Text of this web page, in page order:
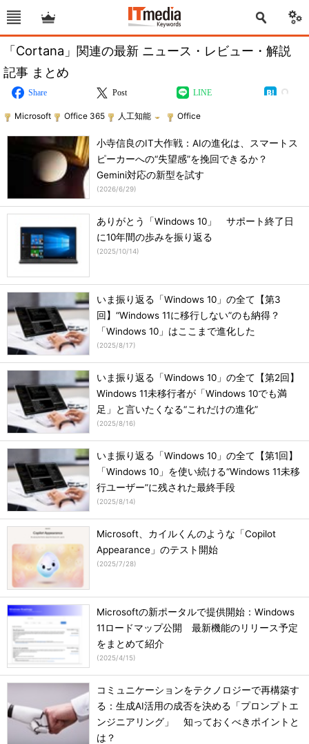
「Cortana」関連の最新 ニュース・レビュー・解説
記事 まとめ
Share Post LINE
Microsoft Office 365 人工知能 Office
小寺信良のIT大作戦：AIの進化は、スマートス
ピーカーへの“失望感”を挽回できるか？
Gemini対応の新型を試す
(2026/6/29)
ありがとう「Windows 10」 サポート終了日
に10年間の歩みを振り返る
(2025/10/14)
いま振り返る「Windows 10」の全て【第3
回】“Windows 11に移行しない”のも納得？
「Windows 10」はここまで進化した
(2025/8/17)
いま振り返る「Windows 10」の全て【第2回】
Windows 11未移行者が「Windows 10でも満
足」と言いたくなる“これだけの進化”
(2025/8/16)
いま振り返る「Windows 10」の全て【第1回】
「Windows 10」を使い続ける“Windows 11未移
行ユーザー”に残された最終手段
(2025/8/14)
Microsoft、カイルくんのような「Copilot
Appearance」のテスト開始
(2025/7/28)
Microsoftの新ポータルで提供開始：Windows
11ロードマップ公開 最新機能のリリース予定
をまとめて紹介
(2025/4/15)
コミュニケーションをテクノロジーで再構築す
る：生成AI活用の成否を決める「プロンプトエ
ンジニアリング」 知っておくべきポイントと
は？